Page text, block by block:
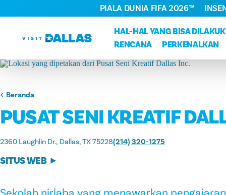
Langsung ke isi
HAL-HAL YANG BISA
RENCANA
PERKENALKAN
PIALA DUNIA FIFA 2026™
Beranda
PUSAT SENI KREATIF
2360 Laughlin Dr. Dallas, TX 75228(214) 320-1275
SITUS WEB